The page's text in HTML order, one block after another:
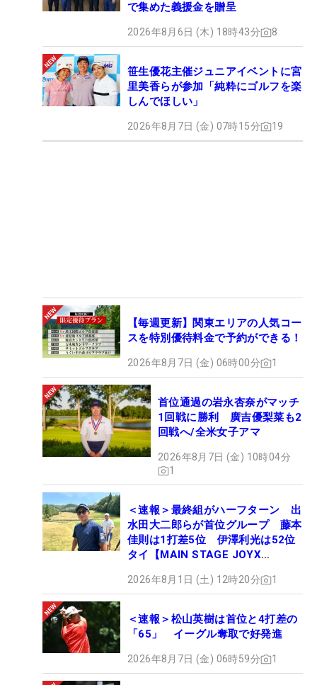
で集めた義援金を贈呈
2026年8月6日 (木) 18時43分 8
笹生優花主催ジュニアイベントに宮
里美香らが参加「純粋にゴルフを楽
しんでほしい」
2026年8月7日 (金) 07時15分 19
【毎週更新】関東エリアの人気コー
スを特別優待料金で予約ができる！
2026年8月7日 (金) 06時00分 1
首位通過の岩永杏奈がマッチ
1回戦に勝利 廣吉優梨菜も2
回戦へ/全米女子アマ
2026年8月7日 (金) 10時04分
1
＜速報＞最終組がハーフターン 出
水田大二郎らが首位グループ 藤本
佳則は1打差5位 伊澤利光は52位
タイ【MAIN STAGE JOYX
2026年8月1日 (土) 12時20分 1
＜速報＞松山英樹は首位と4打差の
「65」 イーグル奪取で好発進
2026年8月7日 (金) 06時59分 1